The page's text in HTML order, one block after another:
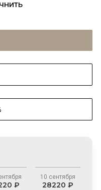
₽
10 сентября
28220 ₽